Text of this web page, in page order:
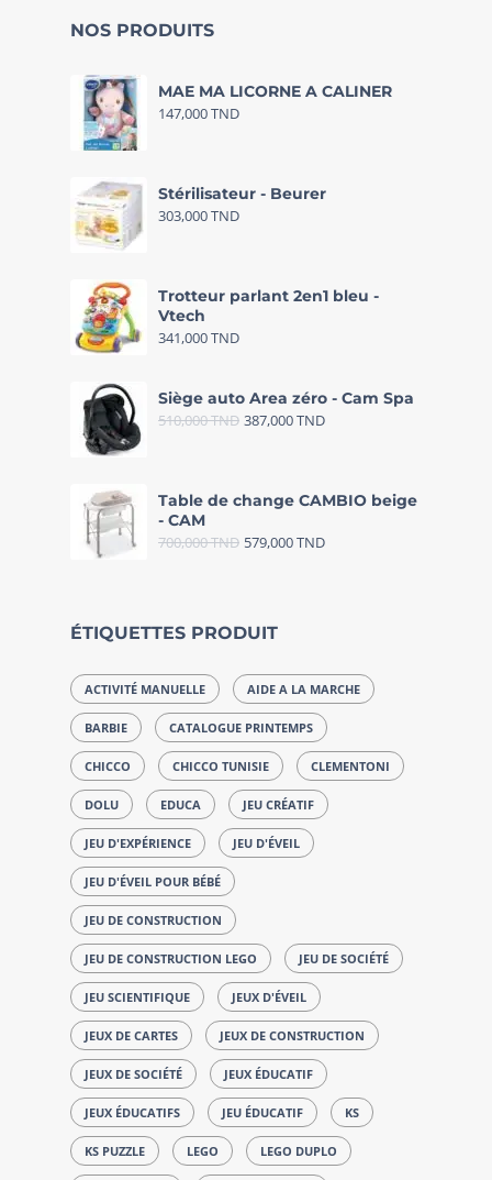
NOS PRODUITS
MAE MA LICORNE A CALINER
147,000TND
Stérilisateur - Beurer
303,000TND
Trotteur parlant 2en1 bleu -
Vtech
341,000TND
Siège auto Area zéro - Cam Spa
510,000TND 387,000TND
Table de change CAMBIO beige
- CAM
700,000TND 579,000TND
ÉTIQUETTES PRODUIT
ACTIVITÉ MANUELLE AIDE A LA MARCHE
BARBIE CATALOGUE PRINTEMPS
CHICCO CHICCO TUNISIE CLEMENTONI
DOLU EDUCA JEU CRÉATIF
JEU D'EXPÉRIENCE JEU D'ÉVEIL
JEU D'ÉVEIL POUR BÉBÉ
JEU DE CONSTRUCTION
JEU DE CONSTRUCTION LEGO JEU DE SOCIÉTÉ
JEU SCIENTIFIQUE JEUX D'ÉVEIL
JEUX DE CARTES JEUX DE CONSTRUCTION
JEUX DE SOCIÉTÉ JEUX ÉDUCATIF
JEUX ÉDUCATIFS JEU ÉDUCATIF KS
KS PUZZLE LEGO LEGO DUPLO